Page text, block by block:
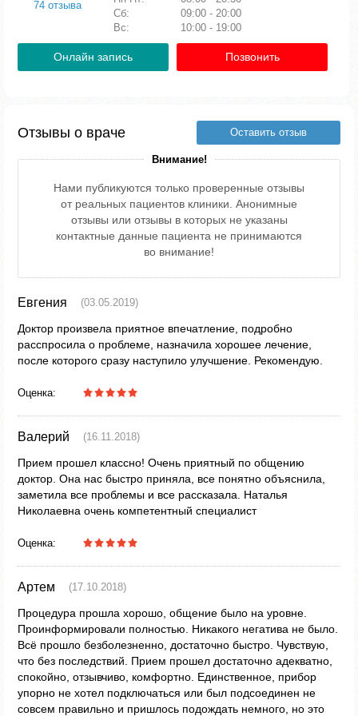
74 отзыва
Сб:
09:00 - 20:00
Вс:
10:00 - 19:00
Онлайн запись Позвонить
Отзывы о враче Оставить отзыв
Внимание!
Нами публикуются только проверенные отзывы
от реальных пациентов клиники. Анонимные
отзывы или отзывы в которых не указаны
контактные данные пациента не принимаются
во внимание!
Евгения (03.05.2019)
Доктор произвела приятное впечатление, подробно
расспросила о проблеме, назначила хорошее лечение,
после которого сразу наступило улучшение. Рекомендую.
Оценка:
Валерий (16.11.2018)
Прием прошел классно! Очень приятный по общению
доктор. Она нас быстро приняла, все понятно объяснила,
заметила все проблемы и все рассказала. Наталья
Николаевна очень компетентный специалист
Оценка:
Артем (17.10.2018)
Процедура прошла хорошо, общение было на уровне.
Проинформировали полностью. Никакого негатива не было.
Всё прошло безболезненно, достаточно быстро. Чувствую,
что без последствий. Прием прошел достаточно адекватно,
спокойно, отзывчиво, комфортно. Единственное, прибор
упорно не хотел подключаться или был подсоединен не
совсем правильно и пришлось подождать немного, но это